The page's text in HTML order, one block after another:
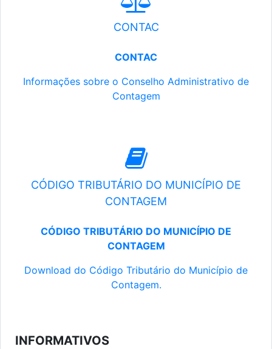
CONTAC
CONTAC
Informações sobre o Conselho Administrativo de
Contagem
CÓDIGO TRIBUTÁRIO DO MUNICÍPIO DE
CONTAGEM
CÓDIGO TRIBUTÁRIO DO MUNICÍPIO DE
CONTAGEM
Download do Código Tributário do Município de
Contagem.
INFORMATIVOS